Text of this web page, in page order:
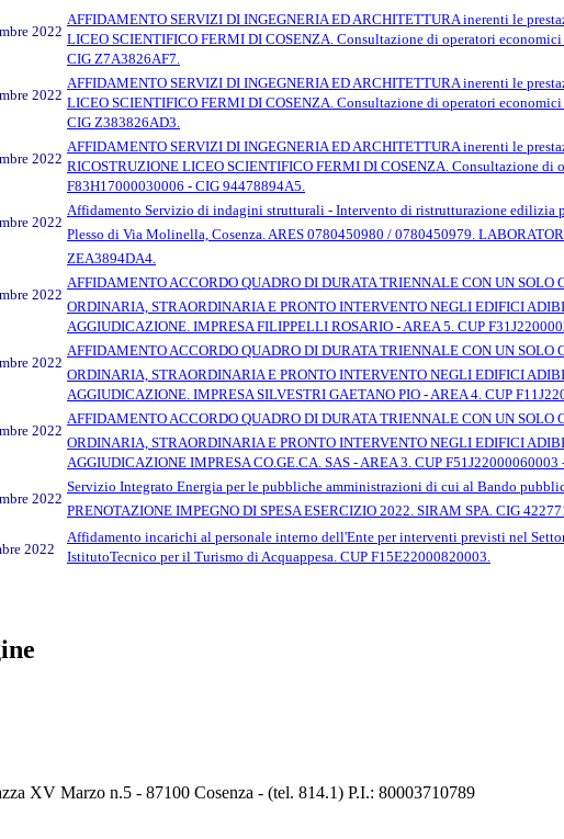
2022
AFFIDAMENTO SERVIZI DI INGEGNERIA ED ARCHITETTURA inerenti le
LICEO SCIENTIFICO FERMI DI COSENZA. Consultazione di operatori
CIG Z7A3826AF7.
2022
AFFIDAMENTO SERVIZI DI INGEGNERIA ED ARCHITETTURA inerenti le
LICEO SCIENTIFICO FERMI DI COSENZA. Consultazione di operatori
CIG Z383826AD3.
2022
AFFIDAMENTO SERVIZI DI INGEGNERIA ED ARCHITETTURA inerenti le
RICOSTRUZIONE LICEO SCIENTIFICO FERMI DI COSENZA. Consultazione
F83H17000030006 - CIG 94478894A5.
2022
Affidamento Servizio di indagini strutturali - Intervento di ristrutturazione edilizia
Plesso di Via Molinella, Cosenza. ARES 0780450980 / 0780450979.
ZEA3894DA4.
2022
AFFIDAMENTO ACCORDO QUADRO DI DURATA TRIENNALE CON UN SOLO
ORDINARIA, STRAORDINARIA E PRONTO INTERVENTO NEGLI EDIFICI
AGGIUDICAZIONE. IMPRESA FILIPPELLI ROSARIO - AREA 5. CUP
2022
AFFIDAMENTO ACCORDO QUADRO DI DURATA TRIENNALE CON UN SOLO
ORDINARIA, STRAORDINARIA E PRONTO INTERVENTO NEGLI EDIFICI
AGGIUDICAZIONE. IMPRESA SILVESTRI GAETANO PIO - AREA 4. CUP
2022
AFFIDAMENTO ACCORDO QUADRO DI DURATA TRIENNALE CON UN SOLO
ORDINARIA, STRAORDINARIA E PRONTO INTERVENTO NEGLI EDIFICI
AGGIUDICAZIONE IMPRESA CO.GE.CA. SAS - AREA 3. CUP F51J22000060003
2022
Servizio Integrato Energia per le pubbliche amministrazioni di cui al Bando
PRENOTAZIONE IMPEGNO DI SPESA ESERCIZIO 2022. SIRAM SPA. CIG
2022
Affidamento incarichi al personale interno dell'Ente per interventi previsti nel
IstitutoTecnico per il Turismo di Acquappesa. CUP F15E22000820003.
XV Marzo n.5 - 87100 Cosenza - (tel. 814.1) P.I.: 80003710789